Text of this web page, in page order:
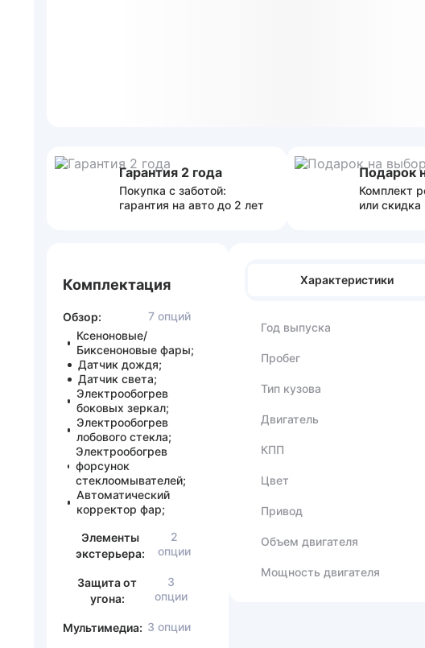
Гарантия 2 года
Покупка с заботой:
гарантия на авто до 2 лет
Подарок
Комплект
или
Комплектация
Обзор:
7 опций
Ксеноновые/
Биксеноновые фары;
Датчик дождя;
Датчик света;
Электрообогрев
боковых зеркал;
Электрообогрев
лобового стекла;
Электрообогрев
форсунок
стеклоомывателей;
Автоматический
корректор фар;
Элементы
экстерьера:
2
опции
Защита от
угона:
3
опции
Мультимедиа: 3 опции
Характеристики
Год выпуска
Пробег
Тип кузова
Двигатель
КПП
Цвет
Привод
Объем двигателя
Мощность двигателя